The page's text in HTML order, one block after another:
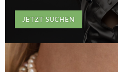
JETZT SUCHEN